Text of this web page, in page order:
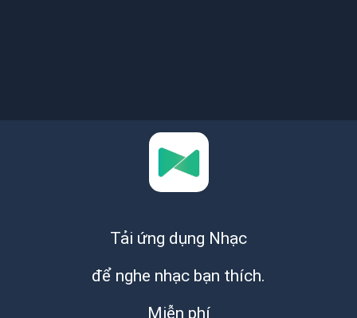
Tải ứng dụng Nhạc
để nghe nhạc bạn thích.
Miễn phí